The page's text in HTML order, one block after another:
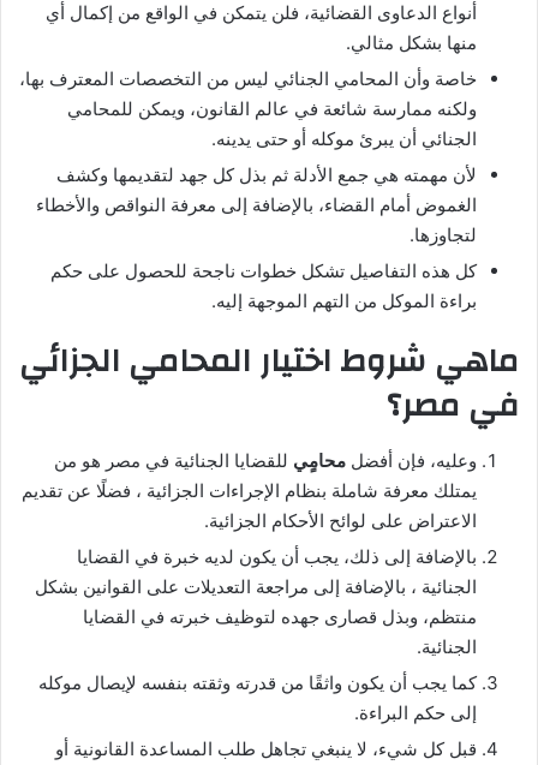
أنواع الدعاوى القضائية، فلن يتمكن في الواقع من إكمال أي
منها بشكل مثالي.
خاصة وأن المحامي الجنائي ليس من التخصصات المعترف بها،
ولكنه ممارسة شائعة في عالم القانون، ويمكن للمحامي
الجنائي أن يبرئ موكله أو حتى يدينه.
لأن مهمته هي جمع الأدلة ثم بذل كل جهد لتقديمها وكشف
الغموض أمام القضاء، بالإضافة إلى معرفة النواقص والأخطاء
لتجاوزها.
كل هذه التفاصيل تشكل خطوات ناجحة للحصول على حكم
براءة الموكل من التهم الموجهة إليه.
ماهي شروط اختيار المحامي الجزائي
في مصر؟
وعليه، فإن أفضل محامٍي للقضايا الجنائية في مصر هو من
يمتلك معرفة شاملة بنظام الإجراءات الجزائية ، فضلًا عن تقديم
الاعتراض على لوائح الأحكام الجزائية.
بالإضافة إلى ذلك، يجب أن يكون لديه خبرة في القضايا
الجنائية ، بالإضافة إلى مراجعة التعديلات على القوانين بشكل
منتظم، وبذل قصارى جهده لتوظيف خبرته في القضايا
الجنائية.
كما يجب أن يكون واثقًا من قدرته وثقته بنفسه لإيصال موكله
إلى حكم البراءة.
قبل كل شيء، لا ينبغي تجاهل طلب المساعدة القانونية أو